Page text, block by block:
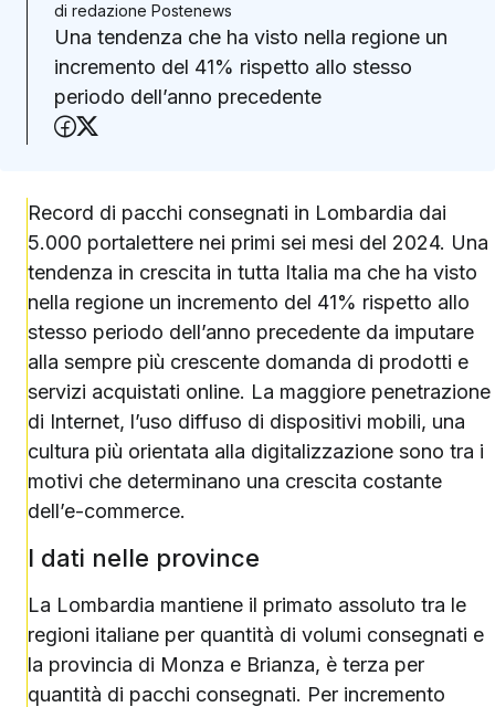
di redazione Postenews
Una tendenza che ha visto nella regione un
incremento del 41% rispetto allo stesso
periodo dell’anno precedente
Condividi su Facebook
Record di pacchi consegnati in Lombardia dai
5.000 portalettere nei primi sei mesi del 2024. Una
tendenza in crescita in tutta Italia ma che ha visto
nella regione un incremento del 41% rispetto allo
stesso periodo dell’anno precedente da imputare
alla sempre più crescente domanda di prodotti e
servizi acquistati online. La maggiore penetrazione
di Internet, l’uso diffuso di dispositivi mobili, una
cultura più orientata alla digitalizzazione sono tra i
motivi che determinano una crescita costante
dell’e-commerce.
I dati nelle province
La Lombardia mantiene il primato assoluto tra le
regioni italiane per quantità di volumi consegnati e
la provincia di Monza e Brianza, è terza per
quantità di pacchi consegnati. Per incremento